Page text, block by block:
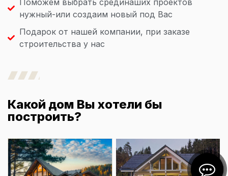
Поможем выбрать срединаших проектов
нужный-или создаим новый под Вас
Подарок от нашей компании, при заказе
строительства у нас
Какой дом Вы хотели бы
построить?